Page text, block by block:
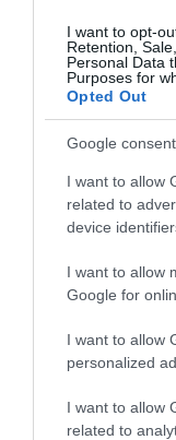
I want to opt-
Retention,
Personal Data
Purposes for
Opted Out
Google
I want to allow
related to
device
I want to allow
Google for
I want to allow
personalized
I want to allow
related to